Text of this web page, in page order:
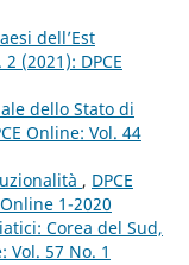
dell’Est
(2021): DPCE
dello Stato di
Online: Vol. 44
, DPCE
1-2020
Corea del Sud,
Vol. 57 No. 1